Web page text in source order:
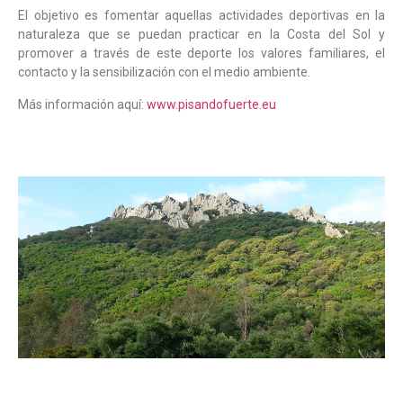
El objetivo es fomentar aquellas actividades deportivas en la
naturaleza que se puedan practicar en la Costa del Sol y
promover a través de este deporte los valores familiares, el
contacto y la sensibilización con el medio ambiente.
Más información aquí: www.pisandofuerte.eu